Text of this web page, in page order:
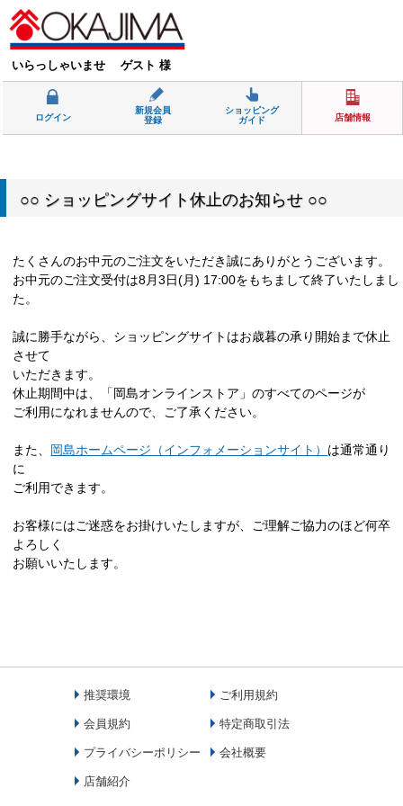
いらっしゃいませ ゲスト 様
ログイン
新規会員
登録
ショッピング
ガイド
店舗情報
○○ ショッピングサイト休止のお知らせ ○○
たくさんのお中元のご注文をいただき誠にありがとうございます。
お中元のご注文受付は8月3日(月) 17:00をもちまして終了いたしまし
た。
誠に勝手ながら、ショッピングサイトはお歳暮の承り開始まで休止
させて
いただきます。
休止期間中は、「岡島オンラインストア」のすべてのページが
ご利用になれませんので、ご了承ください。
また、 岡島ホームページ（インフォメーションサイト） は通常通り
に
ご利用できます。
お客様にはご迷惑をお掛けいたしますが、ご理解ご協力のほど何卒
よろしく
お願いいたします。
推奨環境 ご利用規約
会員規約 特定商取引法
プライバシーポリシー 会社概要
店舗紹介